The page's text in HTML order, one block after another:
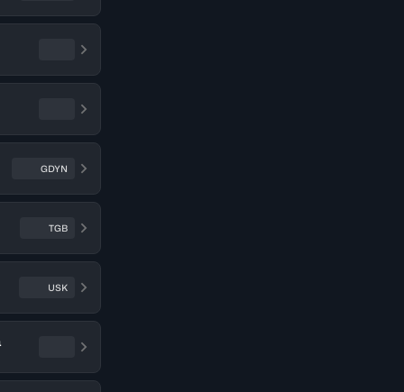
GDYN
TGB
USK